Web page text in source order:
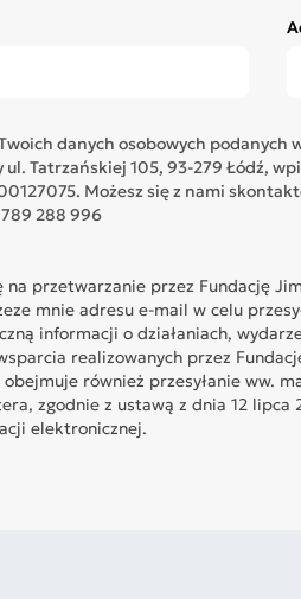
danych osobowych podanych
ul. Tatrzańskiej 105, 93-279 Łódź,
Możesz się z nami
288 996
na przetwarzanie przez Fundację Jim
mnie adresu e-mail w celu
informacji o działaniach,
realizowanych przez
również przesyłanie ww.
zgodnie z ustawą z dnia 12 lipca
elektronicznej.